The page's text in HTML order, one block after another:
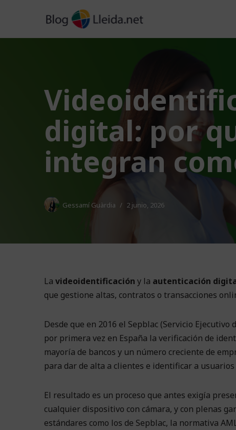
digital: por
integran
Gessamí Guàrdia 2 junio, 2026
La videoidentificación y la autenticación
que gestione altas, contratos o transacciones
Desde que en 2016 el Sepblac (Servicio
por primera vez en España la verificación de
mayoría de bancos y un número creciente de
para dar de alta a clientes e identificar a
El resultado es un proceso que antes exigía
cualquier dispositivo con cámara, y con plenas
estándares como los de Sepblac, la normativa